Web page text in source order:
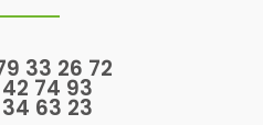
33 26 72
74 93
63 23